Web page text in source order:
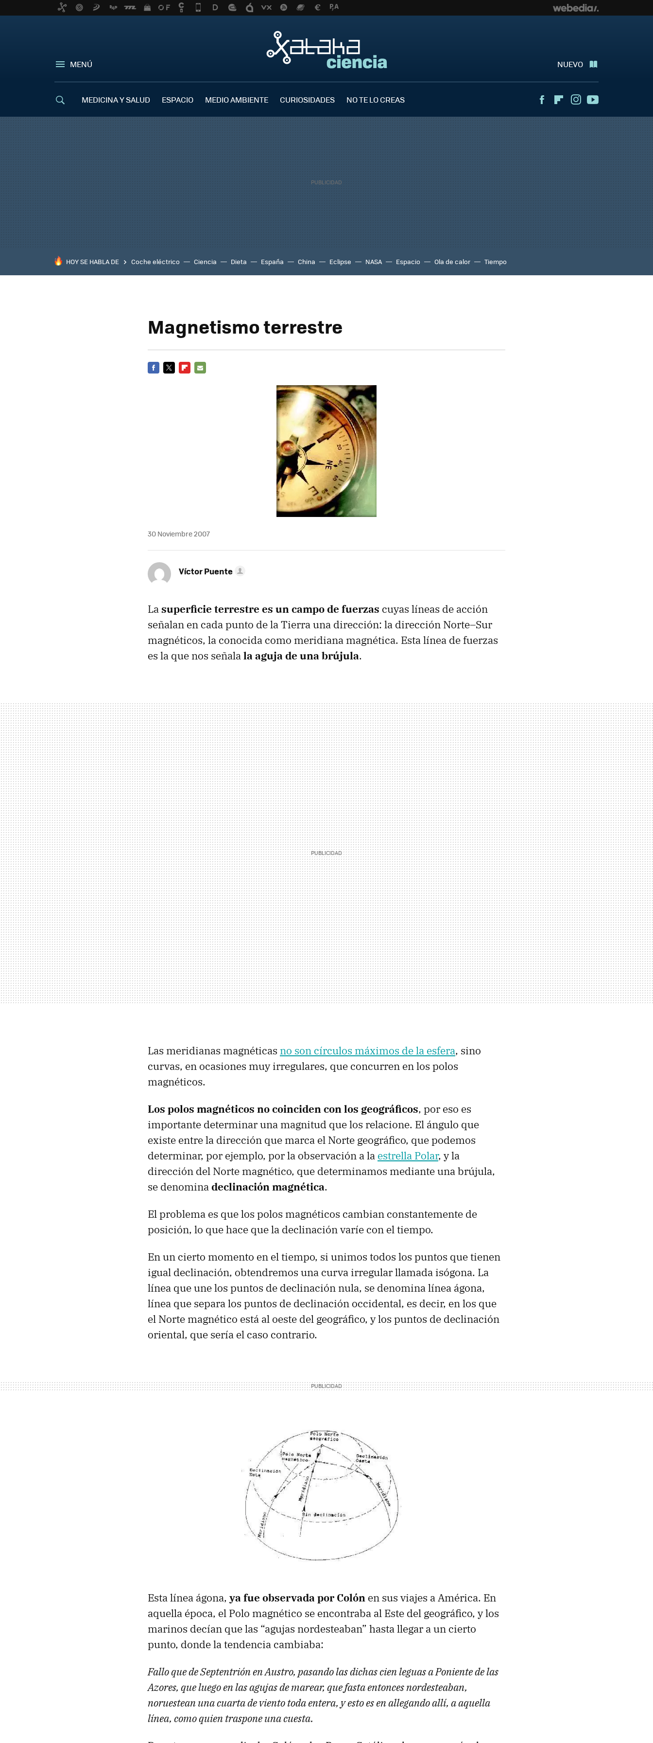
MENÚ NUEVO
MEDICINA Y SALUD ESPACIO MEDIO AMBIENTE CURIOSIDADES NO TE LO CREAS FacebookFlipboardInstagram
HOY SE HABLA DE Coche eléctrico Ciencia Dieta España China Eclipse NASA Espacio Ola de calor Tiempo
Magnetismo terrestre
30 Noviembre 2007
Víctor Puente
Lasuperficie terrestre es un campo de fuerzas cuyas líneas de acción
señalan en cada punto de la Tierra una dirección: la dirección Norte–Sur
magnéticos, la conocida como meridiana magnética. Esta línea de fuerzas
es la que nos señalala aguja de una brújula.
Las meridianas magnéticas no son círculos máximos de la esfera, sino
curvas, en ocasiones muy irregulares, que concurren en los polos
magnéticos.
Los polos magnéticos no coinciden con los geográficos, por eso es
importante determinar una magnitud que los relacione. El ángulo que
existe entre la dirección que marca el Norte geográfico, que podemos
determinar, por ejemplo, por la observación a la estrella Polar, y la
dirección del Norte magnético, que determinamos mediante una brújula,
se denominadeclinación magnética.
El problema es que los polos magnéticos cambian constantemente de
posición, lo que hace que la declinación varíe con el tiempo.
En un cierto momento en el tiempo, si unimos todos los puntos que tienen
igual declinación, obtendremos una curva irregular llamada isógona. La
línea que une los puntos de declinación nula, se denomina línea ágona,
línea que separa los puntos de declinación occidental, es decir, en los que
el Norte magnético está al oeste del geográfico, y los puntos de declinación
oriental, que sería el caso contrario.
Esta línea ágona, ya fue observada por Colón en sus viajes a América. En
aquella época, el Polo magnético se encontraba al Este del geográfico, y los
marinos decían que las “agujas nordesteaban” hasta llegar a un cierto
punto, donde la tendencia cambiaba:
Fallo que de Septentrión en Austro, pasando las dichas cien leguas a Poniente de las
Azores, que luego en las agujas de marear, que fasta entonces nordesteaban,
noruestean una cuarta de viento toda entera, y esto es en allegando allí, a aquella
línea, como quien traspone una cuesta.